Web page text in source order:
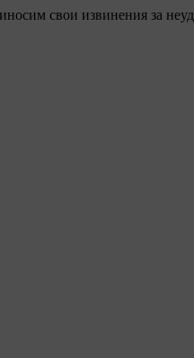
свои извинения за